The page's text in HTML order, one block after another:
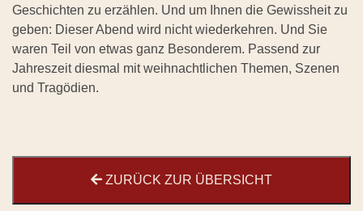
Geschichten zu erzählen. Und um Ihnen die Gewissheit zu
geben: Dieser Abend wird nicht wiederkehren. Und Sie
waren Teil von etwas ganz Besonderem. Passend zur
Jahreszeit diesmal mit weihnachtlichen Themen, Szenen
und Tragödien.
ZURÜCK ZUR ÜBERSICHT